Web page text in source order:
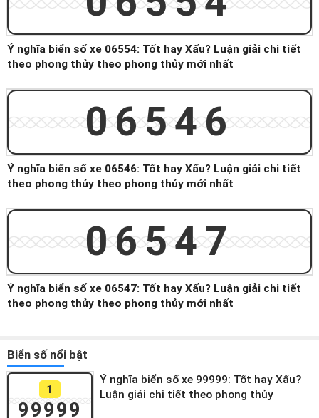
Ý nghĩa biển số xe 06554: Tốt hay Xấu? Luận giải chi tiết
theo phong thủy theo phong thủy mới nhất
06546
Ý nghĩa biển số xe 06546: Tốt hay Xấu? Luận giải chi tiết
theo phong thủy theo phong thủy mới nhất
06547
Ý nghĩa biển số xe 06547: Tốt hay Xấu? Luận giải chi tiết
theo phong thủy theo phong thủy mới nhất
Biển số nổi bật
1
99999
Ý nghĩa biển số xe 99999: Tốt hay Xấu?
Luận giải chi tiết theo phong thủy